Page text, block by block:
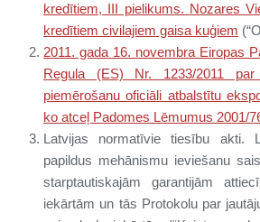
kredītiem, III pielikums. Nozares
kredītiem civilajiem gaisa kuģiem
2011. gada 16. novembra Eiropas
Regula (ES) Nr. 1233/2011 par
piemērošanu oficiāli atbalstītu
ko atceļ Padomes Lēmumus 2001/
Latvijas normatīvie tiesību akti.
papildus mehānismu ieviešanu
starptautiskajām garantijām
iekārtām un tās Protokolu par